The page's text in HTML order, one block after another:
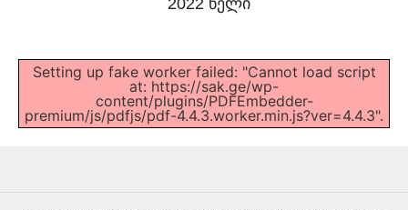
2022 წელი
Setting up fake worker failed: "Cannot load script
at: https://sak.ge/wp-
content/plugins/PDFEmbedder-
premium/js/pdfjs/pdf-4.4.3.worker.min.js?ver=4.4.3".